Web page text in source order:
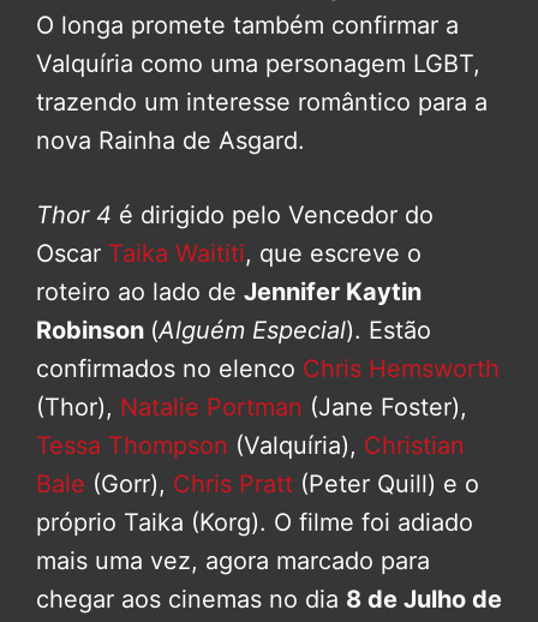
O longa promete também confirmar a
Valquíria como uma personagem LGBT,
trazendo um interesse romântico para a
nova Rainha de Asgard.
Thor 4 é dirigido pelo Vencedor do
Oscar Taika Waititi, que escreve o
roteiro ao lado de Jennifer Kaytin
Robinson (Alguém Especial). Estão
confirmados no elenco Chris Hemsworth
(Thor), Natalie Portman (Jane Foster),
Tessa Thompson (Valquíria), Christian
Bale (Gorr), Chris Pratt (Peter Quill) e o
próprio Taika (Korg). O filme foi adiado
mais uma vez, agora marcado para
chegar aos cinemas no dia 8 de Julho de